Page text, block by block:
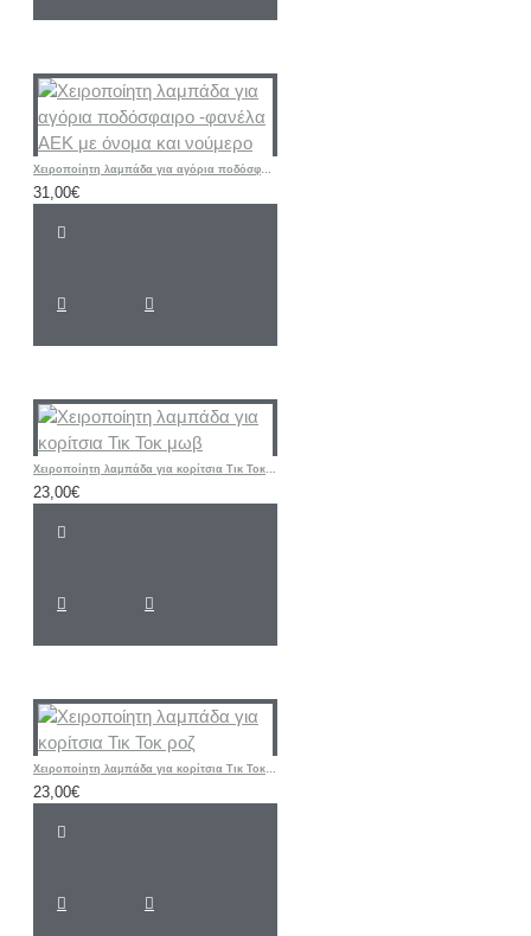
Χειροποίητη λαμπάδα για αγόρια ποδόσφαιρο -φανέλα ΑΕΚ με όνομα και νούμερο
31,00€
Χειροποίητη λαμπάδα για κορίτσια Τικ Τοκ μωβ
23,00€
Χειροποίητη λαμπάδα για κορίτσια Τικ Τοκ ροζ
23,00€